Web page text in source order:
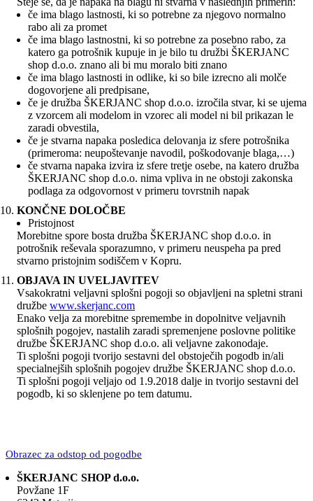
če ima blago lastnosti, ki so potrebne za njegovo normalno
rabo ali za promet
če ima blago lastnostni, ki so potrebne za posebno rabo, za
katero ga potrošnik kupuje in je bilo tu družbi ŠKERJANC
shop d.o.o. znano ali bi mu moralo biti znano
če ima blago lastnosti in odlike, ki so bile izrecno ali molče
dogovorjene ali predpisane,
če je družba ŠKERJANC shop d.o.o. izročila stvar, ki se ujema
z vzorcem ali modelom in vzorec ali model ni bil prikazan le
zaradi obvestila,
če je stvarna napaka posledica delovanja iz sfere potrošnika
(primeroma: neupoštevanje navodil, poškodovanje blaga,…)
če stvarna napaka izvira iz sfere tretje osebe, na katero družba
ŠKERJANC shop d.o.o. nima vpliva in ne obstoji zakonska
podlaga za odgovornost v primeru tovrstnih napak
KONČNE DOLOČBE
Pristojnost
Morebitne spore bosta družba ŠKERJANC shop d.o.o. in
potrošnik reševala sporazumno, v primeru neuspeha pa pred
stvarno pristojnim sodiščem v Kopru.
OBJAVA IN UVELJAVITEV
Vsakokratni veljavni splošni pogoji so objavljeni na spletni strani
družbe www.skerjanc.com
Enako velja za morebitne spremembe in dopolnitve veljavnih
splošnih pogojev, nastalih zaradi spremenjene poslovne politike
družbe ŠKERJANC shop d.o.o. ali veljavne zakonodaje.
Ti splošni pogoji tvorijo sestavni del obstoječih pogodb in/ali
specialnejših splošnih pogojev družbe ŠKERJANC shop d.o.o.
Ti splošni pogoji veljajo od 1.9.2018 dalje in tvorijo sestavni del
pogodb, ki so sklenjene po tem datumu.
Obrazec za odstop od pogodbe
ŠKERJANC SHOP d.o.o.
Povžane 1F